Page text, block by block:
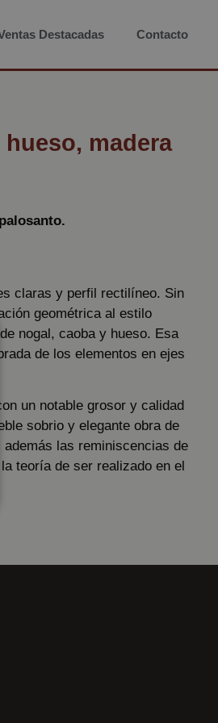
Destacadas Contacto
hueso, madera
claras y perfil rectilíneo. Sin
geométrica al estilo
nogal, caoba y hueso. Esa
de los elementos en ejes
un notable grosor y calidad
sobrio y elegante obra de
además las reminiscencias de
teoría de ser realizado en el